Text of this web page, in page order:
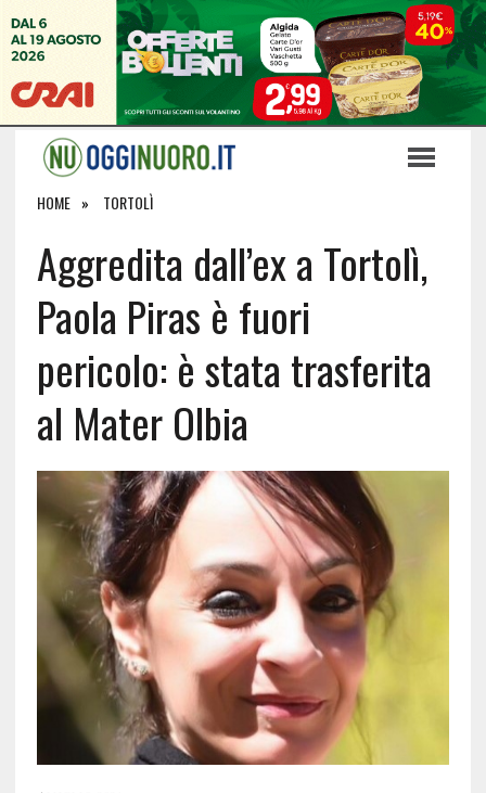
HOME TORTOLÌ
Aggredita dall’ex a Tortolì,
Paola Piras è fuori
pericolo: è stata trasferita
al Mater Olbia